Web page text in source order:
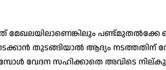
മേഖലയിലാണെങ്കിലും
തുടങ്ങിയാൽ ആദ്യം നടത്തതിന്
സഹിക്കാതെ അവിടെ നില്കും.